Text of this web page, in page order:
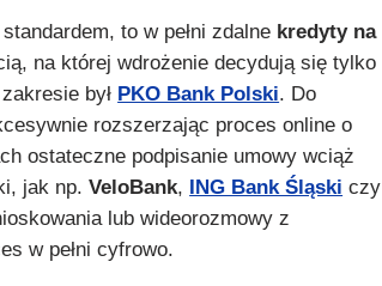
to w pełni zdalne kredyty na
na której wdrożenie decydują się tylko
był PKO Bank Polski. Do
rozszerzając proces online o
ostateczne podpisanie umowy wciąż
jak np.VeloBank, ING Bank Śląski czy
lub wideorozmowy z
w pełni cyfrowo.